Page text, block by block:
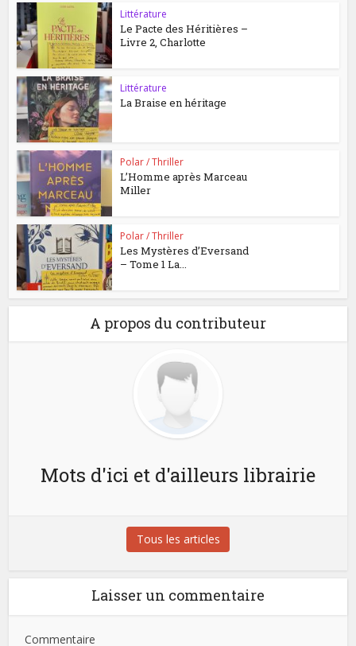
Littérature
Le Pacte des Héritières –
Livre 2, Charlotte
Littérature
La Braise en héritage
Polar / Thriller
L’Homme après Marceau
Miller
Polar / Thriller
Les Mystères d’Eversand
– Tome 1 La...
A propos du contributeur
Mots d'ici et d'ailleurs librairie
Tous les articles
Laisser un commentaire
Commentaire